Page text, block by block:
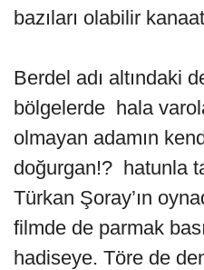
bazıları olabilir
Berdel adı altındaki
bölgelerde hala
olmayan adamın
doğurgan!? hatunla
Türkan Şoray’ın
filmde de parmak
hadiseye. Töre de